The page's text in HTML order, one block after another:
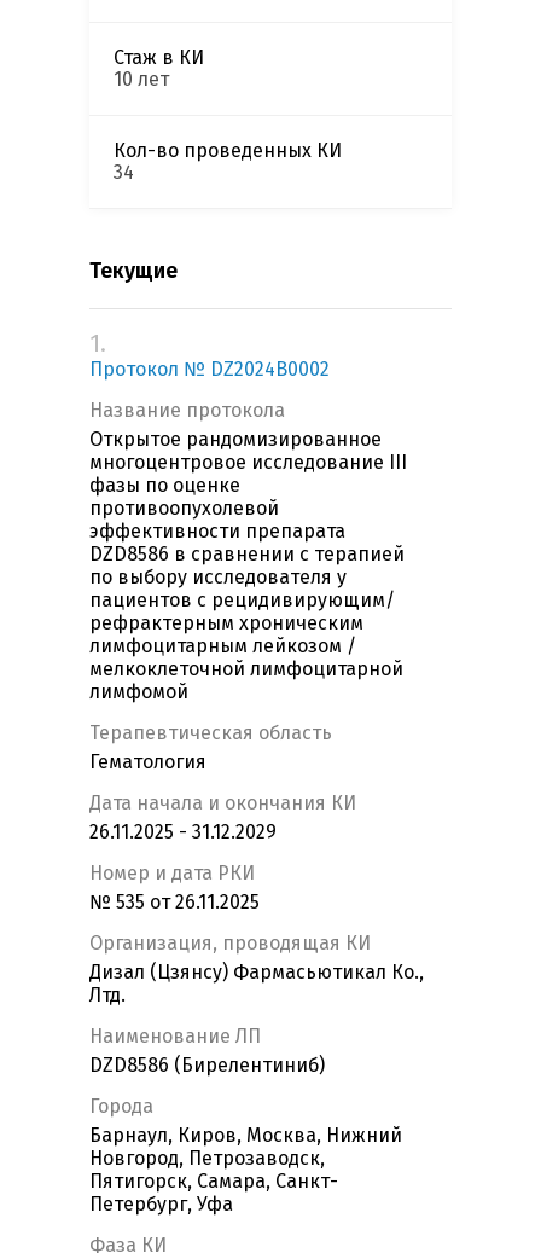
Стаж в КИ
10 лет
Кол-во проведенных КИ
34
Текущие
1.
Протокол № DZ2024B0002
Название протокола
Открытое рандомизированное
многоцентровое исследование III
фазы по оценке
противоопухолевой
эффективности препарата
DZD8586 в сравнении с терапией
по выбору исследователя у
пациентов с рецидивирующим/
рефрактерным хроническим
лимфоцитарным лейкозом /
мелкоклеточной лимфоцитарной
лимфомой
Терапевтическая область
Гематология
Дата начала и окончания КИ
26.11.2025 - 31.12.2029
Номер и дата РКИ
№ 535 от 26.11.2025
Организация, проводящая КИ
Дизал (Цзянсу) Фармасьютикал Ко.,
Лтд.
Наименование ЛП
DZD8586 (Бирелентиниб)
Города
Барнаул, Киров, Москва, Нижний
Новгород, Петрозаводск,
Пятигорск, Самара, Санкт-
Петербург, Уфа
Фаза КИ